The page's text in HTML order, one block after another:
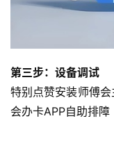
首
第三步：设备调试
特别点赞安装师傅
会办卡APP自助排障